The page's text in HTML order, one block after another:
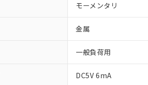
モーメンタリ
金属
一般負荷用
DC5V 6mA